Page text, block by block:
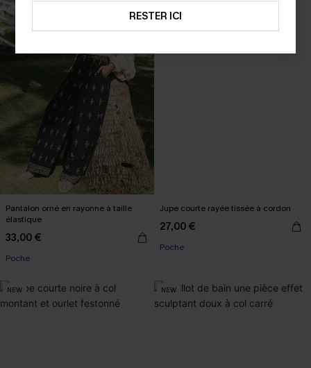
Pantalon orné en rayonne à taille
élastique
33,00 €
Poche
Jupe courte rayée tissée à cordon
27,00 €
Poche
NEW NEW
RESTER ICI